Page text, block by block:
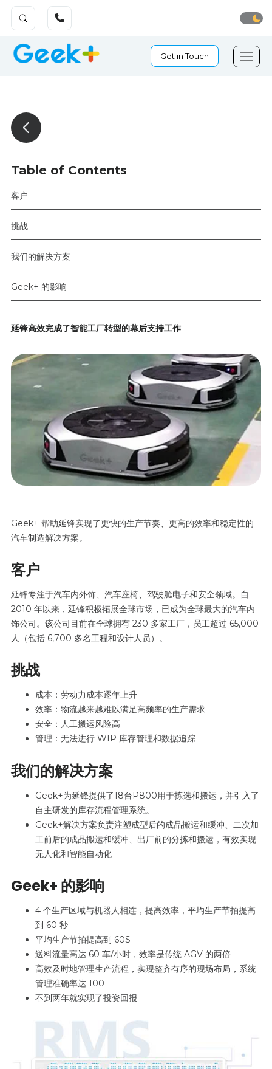
Get in Touch
Table of Contents
客户
挑战
我们的解决方案
Geek+ 的影响
延锋高效完成了智能工厂转型的幕后支持工作
Geek+ 帮助延锋实现了更快的生产节奏、更高的效率和稳定性的
汽车制造解决方案。
客户
延锋专注于汽车内外饰、汽车座椅、驾驶舱电子和安全领域。自
2010 年以来，延锋积极拓展全球市场，已成为全球最大的汽车内
饰公司。该公司目前在全球拥有 230 多家工厂，员工超过 65,000
人（包括 6,700 多名工程和设计人员）。
挑战
成本：劳动力成本逐年上升
效率：物流越来越难以满足高频率的生产需求
安全：人工搬运风险高
管理：无法进行 WIP 库存管理和数据追踪
我们的解决方案
Geek+为延锋提供了18台P800用于拣选和搬运，并引入了
自主研发的库存流程管理系统。
Geek+解决方案负责注塑成型后的成品搬运和缓冲、二次加
工前后的成品搬运和缓冲、出厂前的分拣和搬运，有效实现
无人化和智能自动化
Geek+ 的影响
4 个生产区域与机器人相连，提高效率，平均生产节拍提高
到 60 秒
平均生产节拍提高到 60S
送料流量高达 60 车/小时，效率是传统 AGV 的两倍
高效及时地管理生产流程，实现整齐有序的现场布局，系统
管理准确率达 100
不到两年就实现了投资回报